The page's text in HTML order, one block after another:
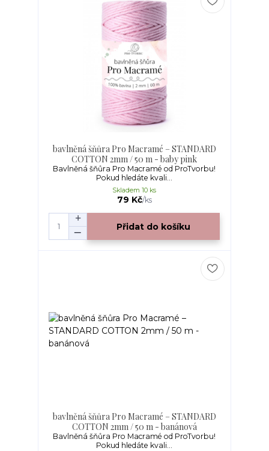
bavlněná šňůra Pro Macramé – STANDARD
COTTON 2mm / 50 m - baby pink
Bavlněná šňůra Pro Macramé od ProTvorbu!
Pokud hledáte kvali...
79 Kč/ks
Skladem 10 ks
Přidat do košíku
bavlněná šňůra Pro Macramé – STANDARD
COTTON 2mm / 50 m - banánová
Bavlněná šňůra Pro Macramé od ProTvorbu!
Pokud hledáte kvali...